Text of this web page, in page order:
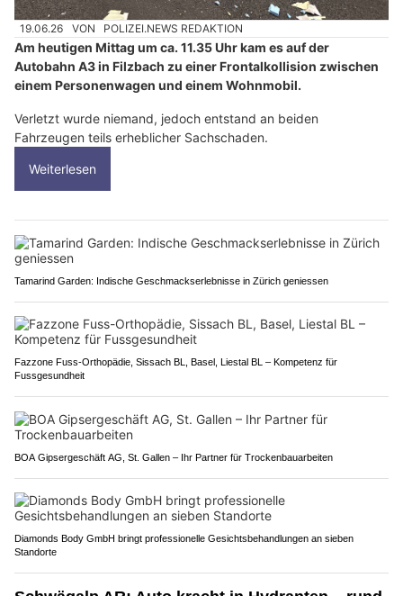
19.06.26 VON POLIZEI.NEWS REDAKTION
Am heutigen Mittag um ca. 11.35 Uhr kam es auf der
Autobahn A3 in Filzbach zu einer Frontalkollision zwischen
einem Personenwagen und einem Wohnmobil.
Verletzt wurde niemand, jedoch entstand an beiden
Fahrzeugen teils erheblicher Sachschaden.
Weiterlesen
Tamarind Garden: Indische Geschmackserlebnisse in Zürich geniessen
Fazzone Fuss-Orthopädie, Sissach BL, Basel, Liestal BL – Kompetenz für
Fussgesundheit
BOA Gipsergeschäft AG, St. Gallen – Ihr Partner für Trockenbauarbeiten
Diamonds Body GmbH bringt professionelle Gesichtsbehandlungen an sieben
Standorte